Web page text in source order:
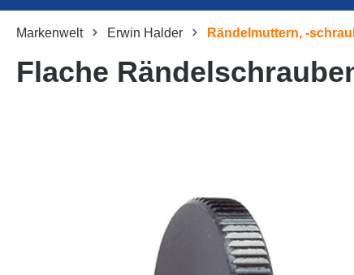
Markenwelt Erwin Halder Rändelmuttern, -
Flache